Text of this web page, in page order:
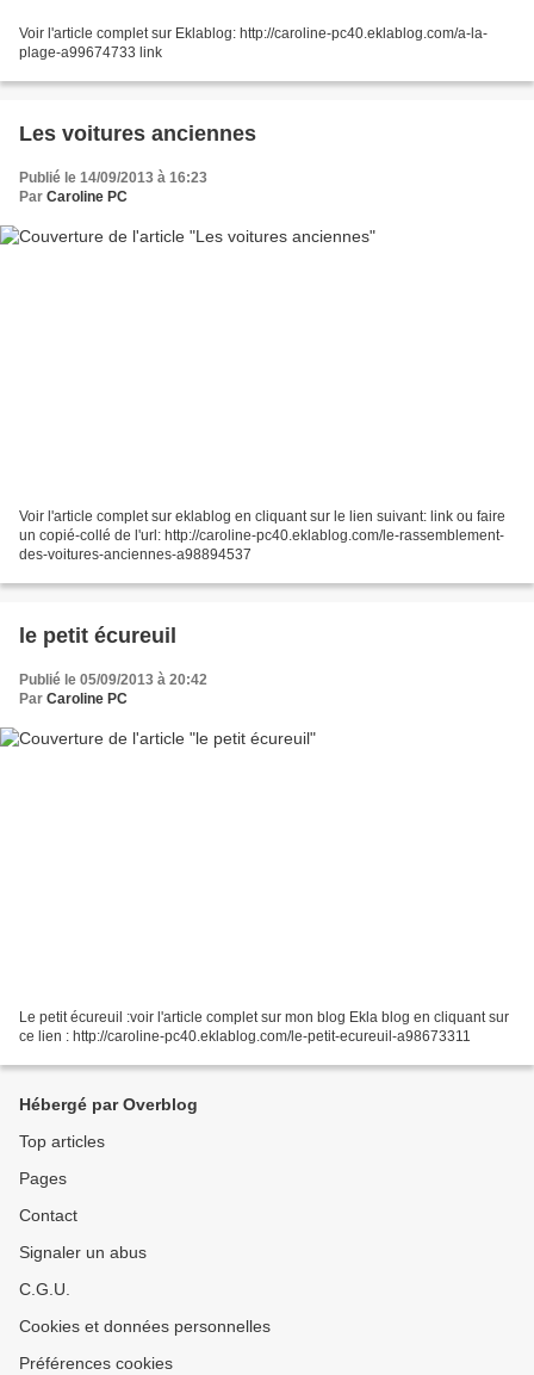
Voir l'article complet sur Eklablog: http://caroline-pc40.eklablog.com/a-la-
plage-a99674733 link
Les voitures anciennes
Publié le 14/09/2013 à 16:23
Par Caroline PC
Voir l'article complet sur eklablog en cliquant sur le lien suivant: link ou faire
un copié-collé de l'url: http://caroline-pc40.eklablog.com/le-rassemblement-
des-voitures-anciennes-a98894537
le petit écureuil
Publié le 05/09/2013 à 20:42
Par Caroline PC
Le petit écureuil :voir l'article complet sur mon blog Ekla blog en cliquant sur
ce lien : http://caroline-pc40.eklablog.com/le-petit-ecureuil-a98673311
Hébergé par Overblog
Top articles
Pages
Contact
Signaler un abus
C.G.U.
Cookies et données personnelles
Préférences cookies